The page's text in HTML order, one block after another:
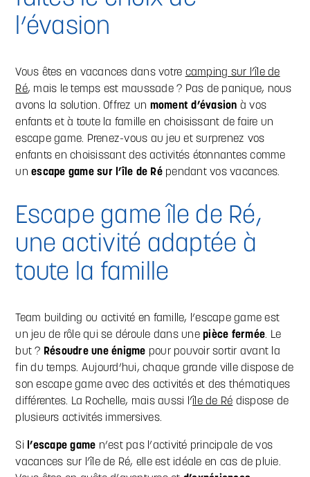
l’évasion
Vous êtes en vacances dans votre camping sur l’île de
Ré, mais le temps est maussade ? Pas de panique, nous
avons la solution. Offrez un moment d’évasion à vos
enfants et à toute la famille en choisissant de faire un
escape game. Prenez-vous au jeu et surprenez vos
enfants en choisissant des activités étonnantes comme
unescape game sur l’île de Répendant vos vacances.
Escape game île de Ré,
une activité adaptée à
toute la famille
Team building ou activité en famille, l’escape game est
un jeu de rôle qui se déroule dans unepièce fermée. Le
but ? Résoudre une énigme pour pouvoir sortir avant la
fin du temps. Aujourd’hui, chaque grande ville dispose de
son escape game avec des activités et des thématiques
différentes. La Rochelle, mais aussi l’île de Ré dispose de
plusieurs activités immersives.
Si l’escape game n’est pas l’activité principale de vos
vacances sur l’île de Ré, elle est idéale en cas de pluie.